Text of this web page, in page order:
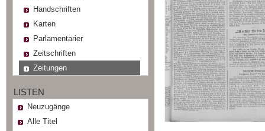
Handschriften
Karten
Parlamentarier
Zeitschriften
Zeitungen
LISTEN
Neuzugänge
Alle Titel